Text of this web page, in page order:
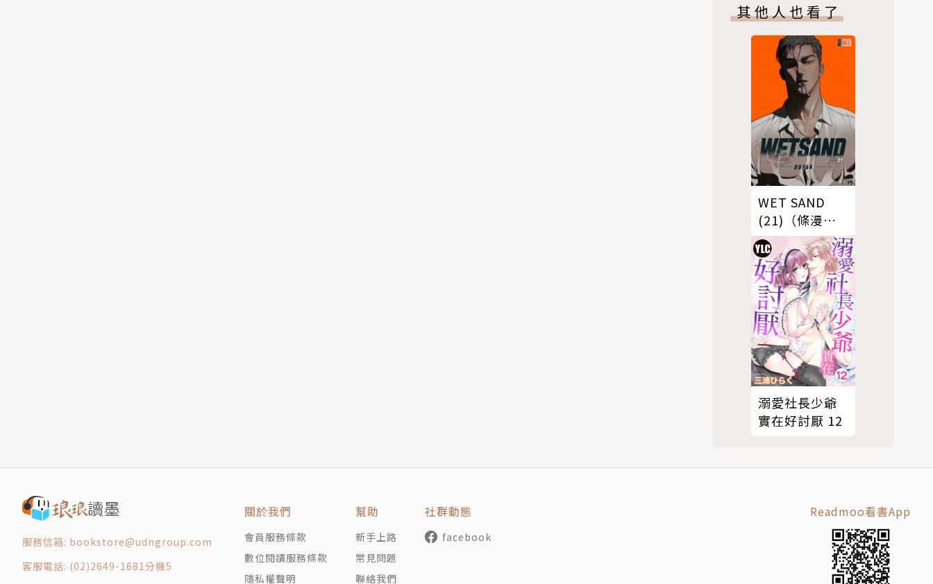
其他人也看了
WET SAND
(21)（條漫
版）
溺愛社長少爺
實在好討厭 12
服務信箱: bookstore@udngroup.com
客服電話: (02)2649-1681分機5
關於我們
會員服務條款
數位閱讀服務條款
隱私權聲明
幫助
新手上路
常見問題
聯絡我們
社群動態
facebook
Readmoo看書App